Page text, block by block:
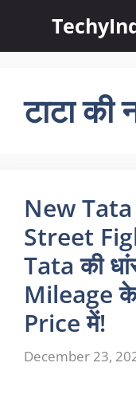
content
टाटा की
New
Street
Tata की
Mileage
Price में!
December 23,